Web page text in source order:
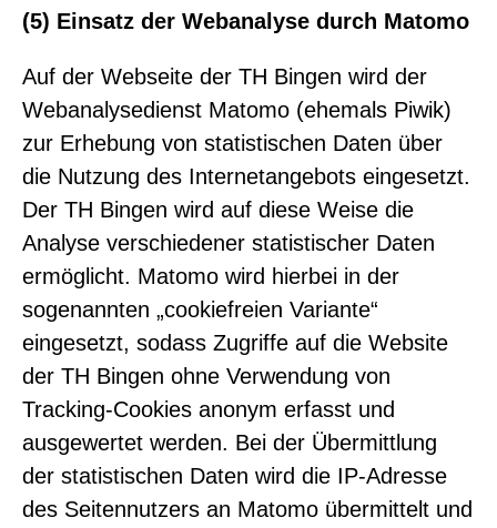
(5) Einsatz der Webanalyse durch Matomo
Auf der Webseite der TH Bingen wird der
Webanalysedienst Matomo (ehemals Piwik)
zur Erhebung von statistischen Daten über
die Nutzung des Internetangebots eingesetzt.
Der TH Bingen wird auf diese Weise die
Analyse verschiedener statistischer Daten
ermöglicht. Matomo wird hierbei in der
sogenannten „cookiefreien Variante“
eingesetzt, sodass Zugriffe auf die Website
der TH Bingen ohne Verwendung von
Tracking-Cookies anonym erfasst und
ausgewertet werden. Bei der Übermittlung
der statistischen Daten wird die IP-Adresse
des Seitennutzers an Matomo übermittelt und